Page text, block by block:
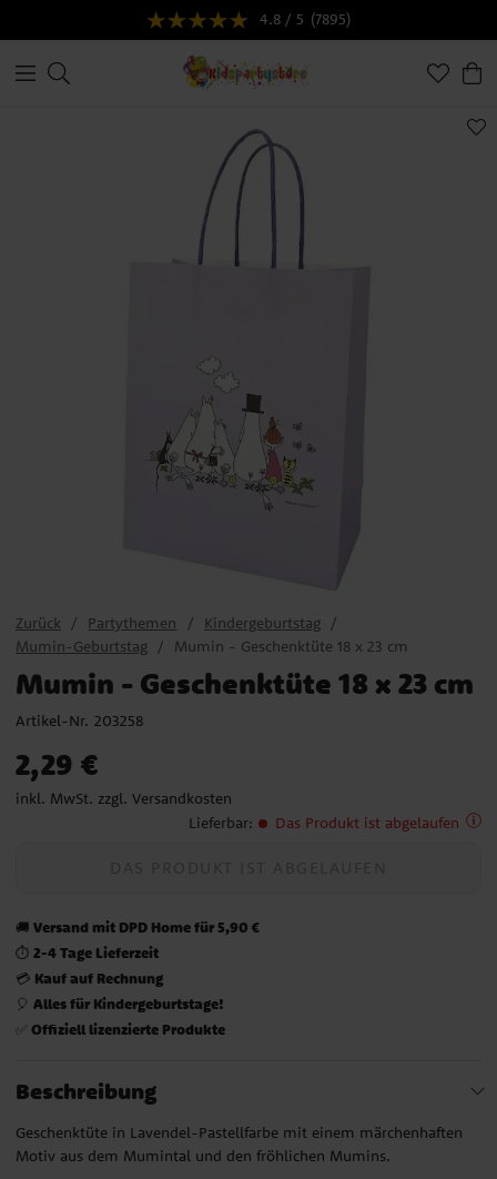
4.8 / 5 (7895)
Zurück Partythemen
Kindergeburtstag
Mumin-Geburtstag
Mumin - Geschenktüte 18 x 23 cm
Mumin - Geschenktüte 18 x 23 cm
Artikel-Nr. 203258
Preis:2,29 €
2,29 €
inkl. MwSt. zzgl. Versandkosten
Lieferbar: Das Produkt ist abgelaufen
🚚 Versand mit DPD Home für 5,90 €
⏱️ 2-4 Tage Lieferzeit
💳 Kauf auf Rechnung
🎈 Alles für Kindergeburtstage!
✅ Offiziell lizenzierte Produkte
Beschreibung
Geschenktüte in Lavendel-Pastellfarbe mit einem märchenhaften
Motiv aus dem Mumintal und den fröhlichen Mumins.